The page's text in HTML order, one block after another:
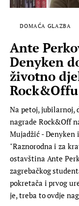
DOMAĆA GLAZBA
Ante
Denyken
životno
Rock&Offu
Na petoj, jubilarnoj,
nagrade Rock&Off
Mujadžić - Denyken
"Raznorodna i za
ostavština Ante
zagrebačkog
pokretača i prvog
je, treba to ovdje